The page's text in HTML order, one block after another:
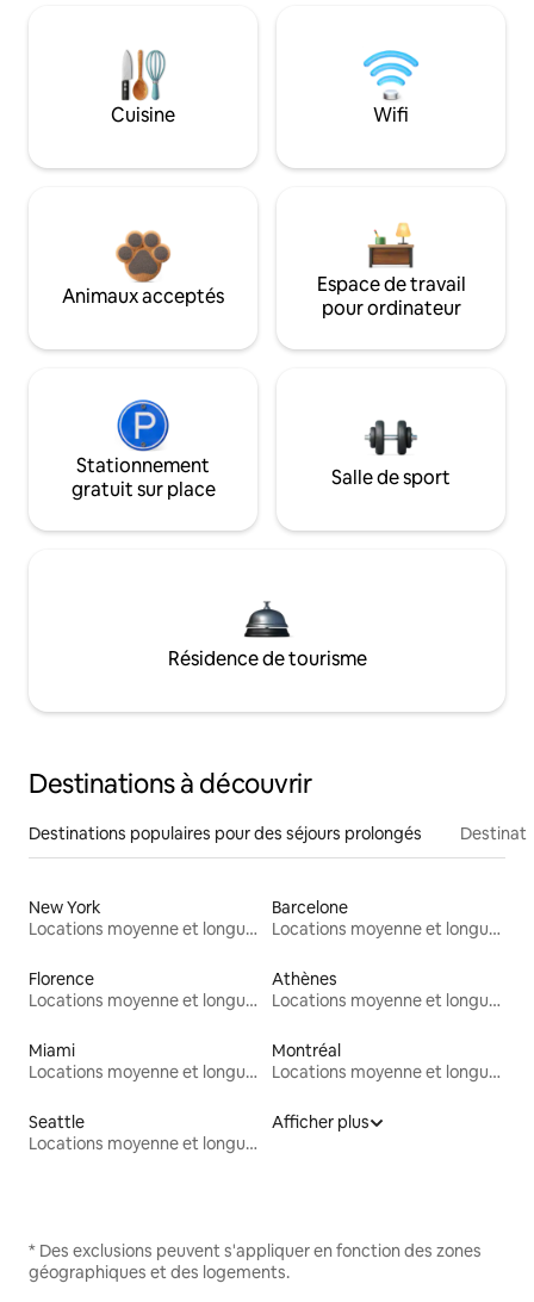
Cuisine Wifi
Animaux acceptés
Espace de travail
pour ordinateur
Stationnement
gratuit sur place
Salle de sport
Résidence de tourisme
Destinations à découvrir
Destinations populaires pour des séjours prolongés
New York
Locations moyenne et longue durée
Barcelone
Locations moyenne et longue durée
Florence
Locations moyenne et longue durée
Athènes
Locations moyenne et longue durée
Miami
Locations moyenne et longue durée
Montréal
Locations moyenne et longue durée
Seattle
Locations moyenne et longue durée
Afficher plus
* Des exclusions peuvent s'appliquer en fonction des zones
géographiques et des logements.